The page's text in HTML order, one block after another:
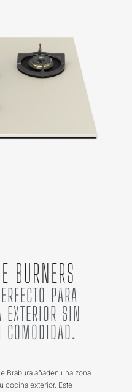
BURNERS
PARA
SIN
COMODIDAD.
Brabura añaden una zona
cocina exterior. Este